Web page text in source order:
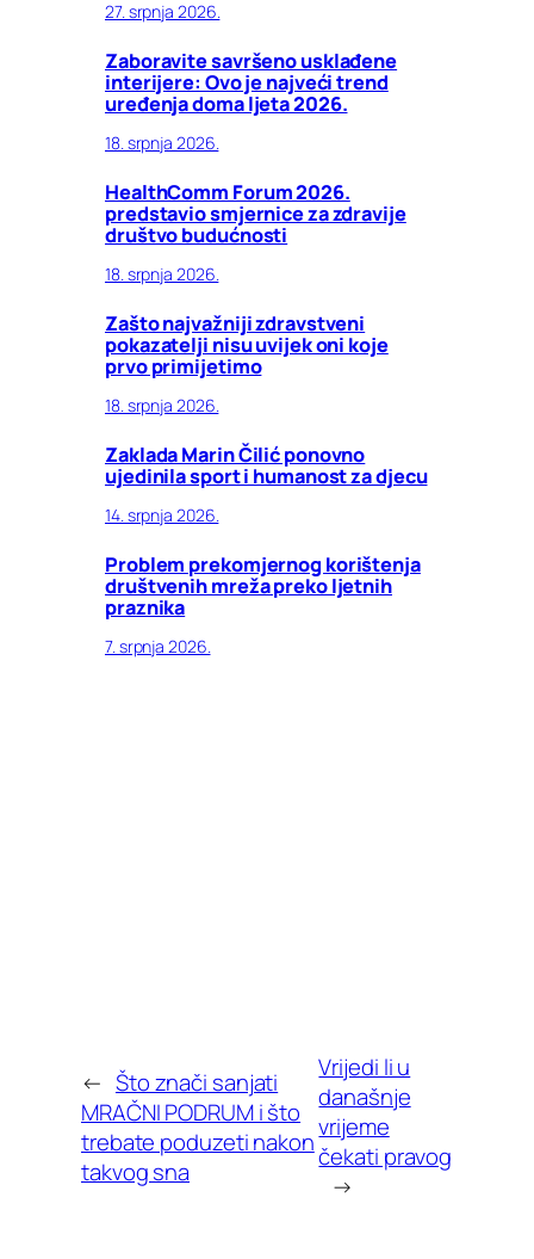
27. srpnja 2026.
Zaboravite savršeno usklađene
interijere: Ovo je najveći trend
uređenja doma ljeta 2026.
18. srpnja 2026.
HealthComm Forum 2026.
predstavio smjernice za zdravije
društvo budućnosti
18. srpnja 2026.
Zašto najvažniji zdravstveni
pokazatelji nisu uvijek oni koje
prvo primijetimo
18. srpnja 2026.
Zaklada Marin Čilić ponovno
ujedinila sport i humanost za djecu
14. srpnja 2026.
Problem prekomjernog korištenja
društvenih mreža preko ljetnih
praznika
7. srpnja 2026.
← Što znači sanjati
MRAČNI PODRUM i što
trebate poduzeti nakon
takvog sna
Vrijedi li u
današnje
vrijeme
čekati pravog
→